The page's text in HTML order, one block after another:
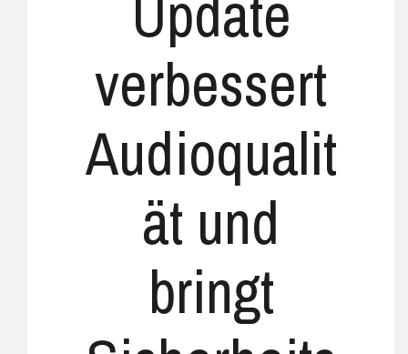
verbessert
Audioqualit
ät und
bringt